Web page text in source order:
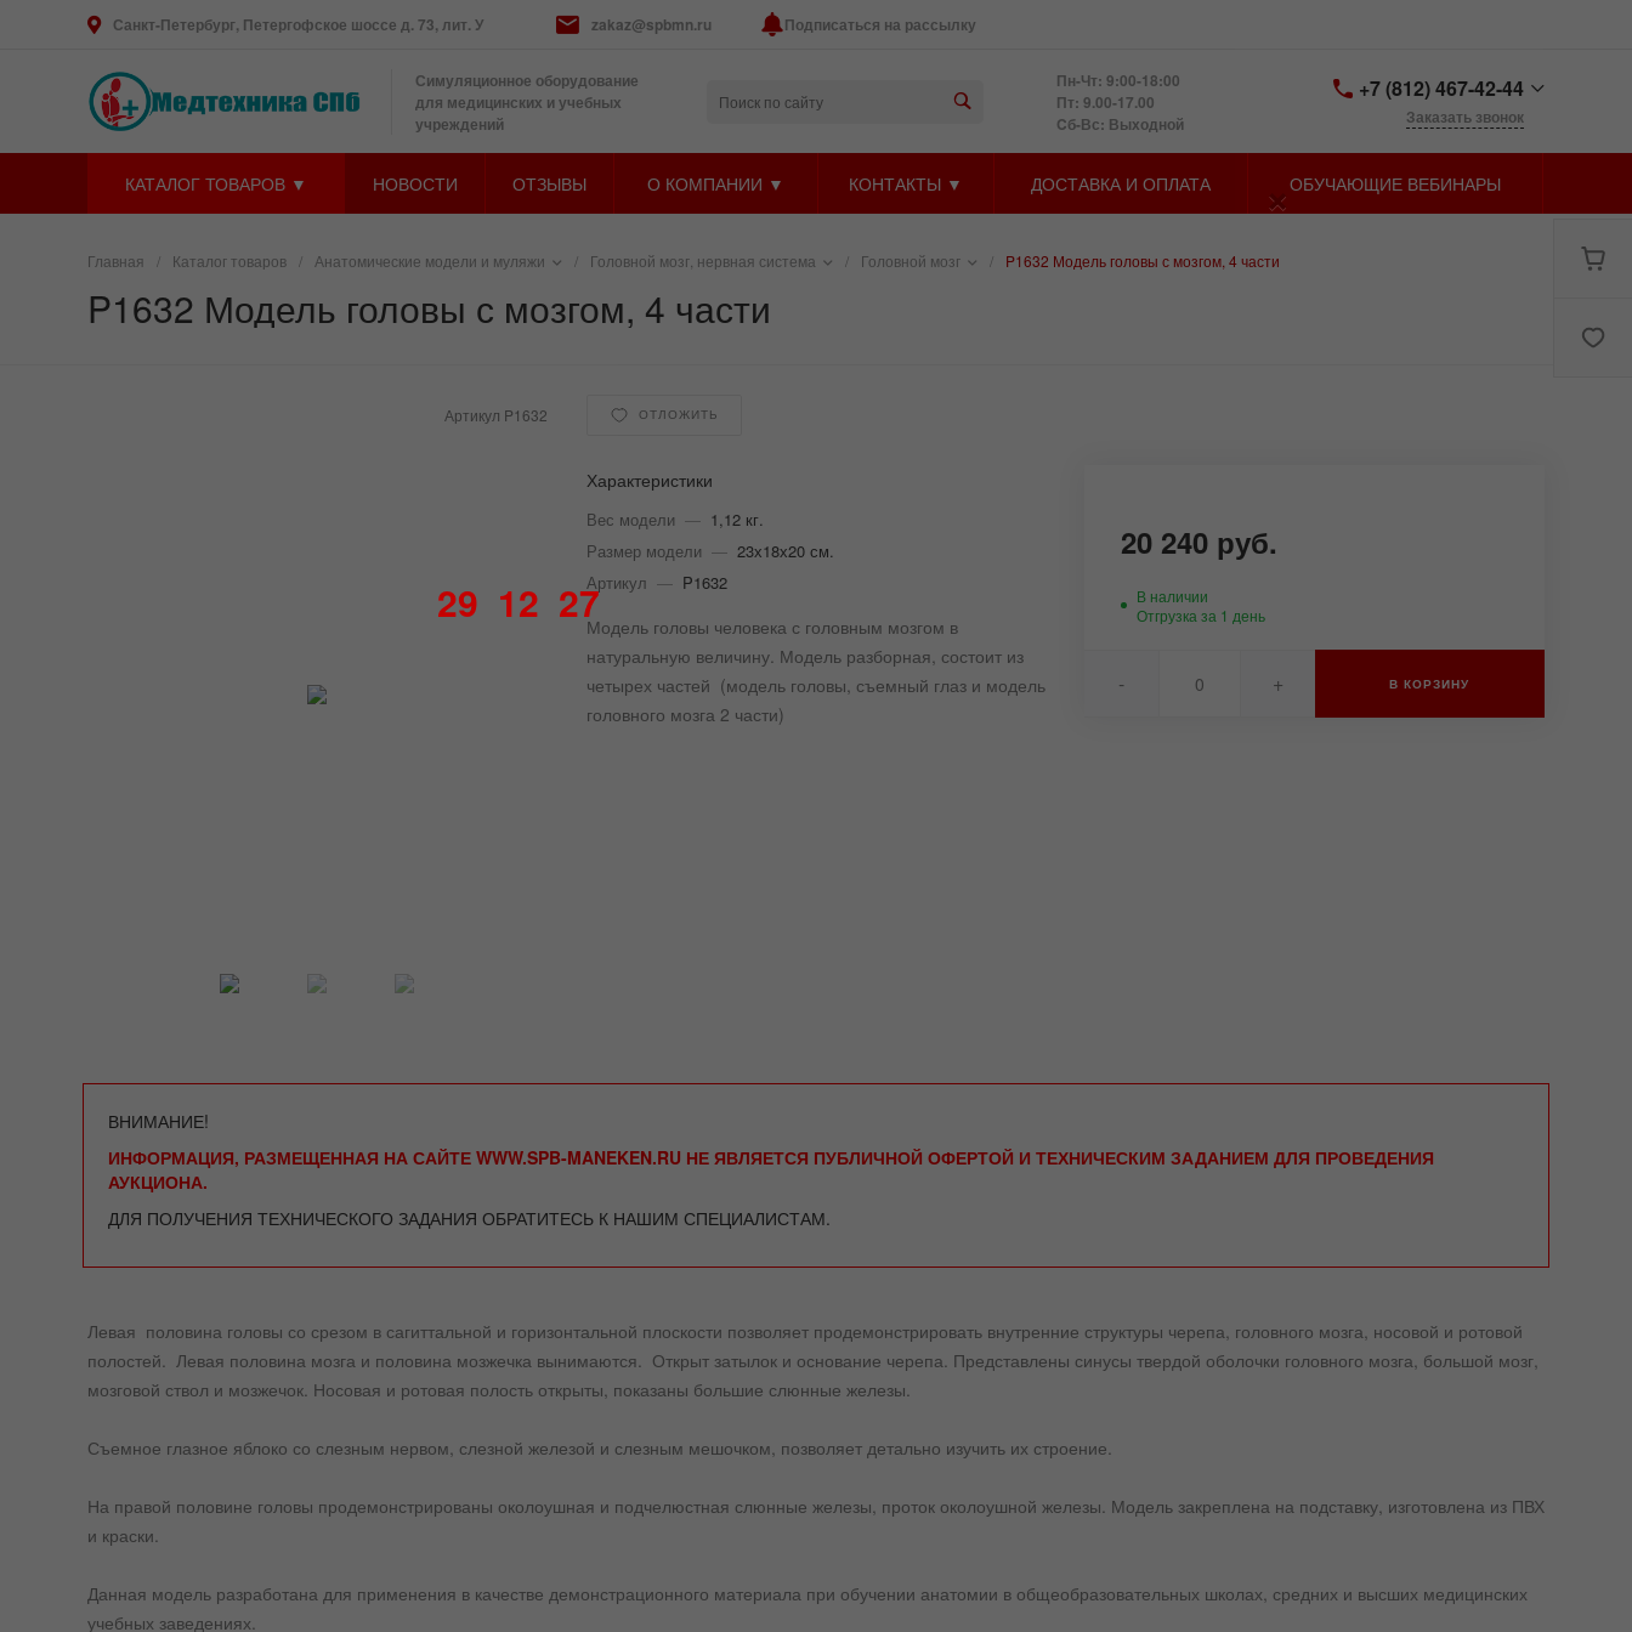
Санкт-Петербург, Петергофское шоссе д. 73, лит. У zakaz@spbmn.ru Подписаться на рассылку
Симуляционное оборудование
для медицинских и учебных
учреждений
Пн-Чт: 9:00-18:00
Пт: 9.00-17.00
Cб-Вс: Выходной
+7 (812) 467-42-44
Санкт-Петербург,
73, лит. У
Заказать звонок
КАТАЛОГ ТОВАРОВ ▼ НОВОСТИ ОТЗЫВЫ О КОМПАНИИ ▼ КОНТАКТЫ ▼ ДОСТАВКА И ОПЛАТА ОБУЧАЮЩИЕ ВЕБИНАРЫ
Главная / Каталог товаров / Анатомические модели и муляжи / Головной мозг, нервная система / Головной мозг / P1632 Модель головы с мозгом, 4 части
P1632 Модель головы с мозгом, 4 части
Артикул P1632 ОТЛОЖИТЬ
Характеристики
Вес модели — 1,12 кг.
Размер модели — 23х18х20 см.
Артикул — P1632
Модель головы человека с головным мозгом в
натуральную величину. Модель разборная, состоит из
четырех частей (модель головы, съемный глаз и модель
головного мозга 2 части)
20 240 руб.
В наличии
Отгрузка за 1 день
- + В КОРЗИНУ
ВНИМАНИЕ!
ИНФОРМАЦИЯ, РАЗМЕЩЕННАЯ НА САЙТЕ WWW.SPB-MANEKEN.RU НЕ ЯВЛЯЕТСЯ ПУБЛИЧНОЙ ОФЕРТОЙ И ТЕХНИЧЕСКИМ ЗАДАНИЕМ ДЛЯ ПРОВЕДЕНИЯ
АУКЦИОНА.
ДЛЯ ПОЛУЧЕНИЯ ТЕХНИЧЕСКОГО ЗАДАНИЯ ОБРАТИТЕСЬ К НАШИМ СПЕЦИАЛИСТАМ.
Левая половина головы со срезом в сагиттальной и горизонтальной плоскости позволяет продемонстрировать внутренние структуры черепа, головного мозга, носовой и ротовой
полостей. Левая половина мозга и половина мозжечка вынимаются. Открыт затылок и основание черепа. Представлены синусы твердой оболочки головного мозга, большой мозг,
мозговой ствол и мозжечок. Носовая и ротовая полость открыты, показаны большие слюнные железы.
Съемное глазное яблоко со слезным нервом, слезной железой и слезным мешочком, позволяет детально изучить их строение.
На правой половине головы продемонстрированы околоушная и подчелюстная слюнные железы, проток околоушной железы. Модель закреплена на подставку, изготовлена из ПВХ
и краски.
Данная модель разработана для применения в качестве демонстрационного материала при обучении анатомии в общеобразовательных школах, средних и высших медицинских
учебных заведениях.
×
29 12 27